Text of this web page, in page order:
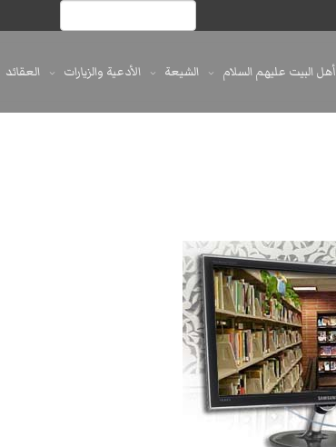
أهل البيت عليهم السلام الشيعة الأدعية والزيارات العقائد